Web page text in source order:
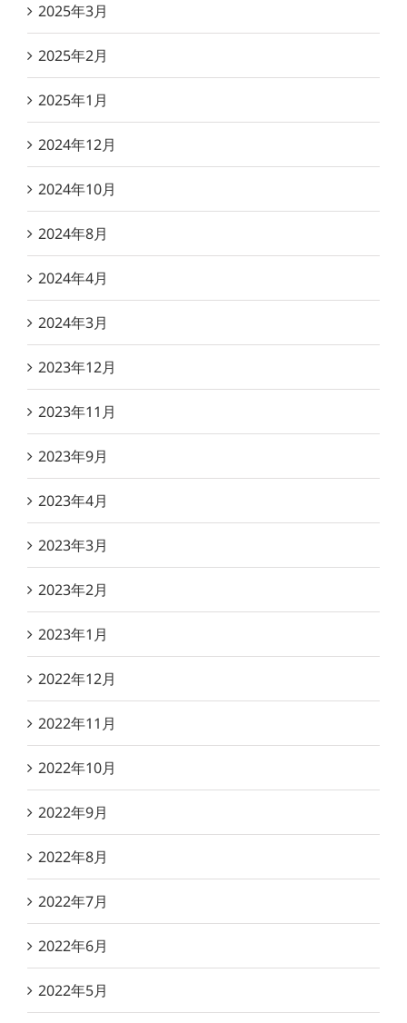
2025年3月
2025年2月
2025年1月
2024年12月
2024年10月
2024年8月
2024年4月
2024年3月
2023年12月
2023年11月
2023年9月
2023年4月
2023年3月
2023年2月
2023年1月
2022年12月
2022年11月
2022年10月
2022年9月
2022年8月
2022年7月
2022年6月
2022年5月